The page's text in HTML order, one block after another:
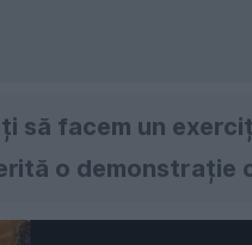
să facem un
o demonstrație